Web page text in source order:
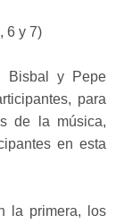
6 y 7)
Bisbal y Pepe
para
de la música,
en esta
la primera, los